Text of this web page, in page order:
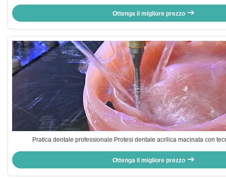
Ottenga il migliore prezzo
Pratica dentale professionale Protesi dentale acrilica macinata con
Ottenga il migliore prezzo